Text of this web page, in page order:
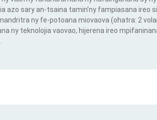
azo sary an-tsaina tamin'ny fampiasana ireo
mandritra ny fe-potoana miovaova (ohatra: 2
ny teknolojia vaovao, hijerena ireo